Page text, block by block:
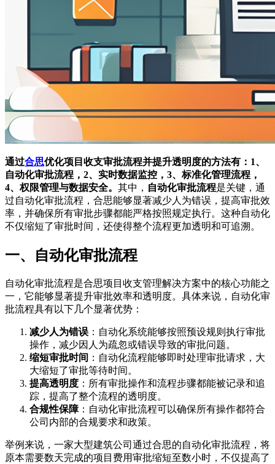
通过合思优化项目收支审批流程并提升透明度的方法有：1、
自动化审批流程，2、实时数据监控，3、标准化管理流程，
4、权限管理与数据安全。 其中， 自动化审批流程是关键，通
过自动化审批流程，合思能够显著减少人为错误，提高审批效
率，并确保所有审批步骤都能严格按照规定执行。这种自动化
不仅缩短了审批时间，还使得整个流程更加透明和可追溯。
一、自动化审批流程
自动化审批流程是合思项目收支管理解决方案中的核心功能之
一，它能够显著提升审批效率和透明度。具体来说，自动化审
批流程具有以下几个显著优势：
减少人为错误 ：自动化系统能够按照预设规则执行审批
操作，减少因人为疏忽或错误导致的审批问题。
缩短审批时间 ：自动化流程能够即时处理审批请求，大
大缩短了审批等待时间。
提高透明度 ：所有审批操作和流程步骤都能被记录和追
踪，提高了整个流程的透明度。
合规性保障：自动化审批流程可以确保所有操作都符合
公司内部的合规要求和政策。
举例来说，一家大型建筑公司通过合思的自动化审批流程，将
原本需要数天完成的项目费用审批缩短至数小时，不仅提高了